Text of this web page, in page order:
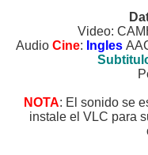
Video:
Audio Cine: Ingles
NOTA: El sonido se
instale el VLC para